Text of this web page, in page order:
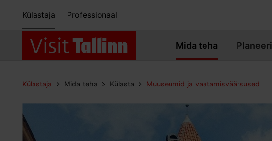
Külastaja Professionaal
Mida teha Planeeri
Külastaja Mida teha Külasta Muuseumid ja vaatamisväärsused